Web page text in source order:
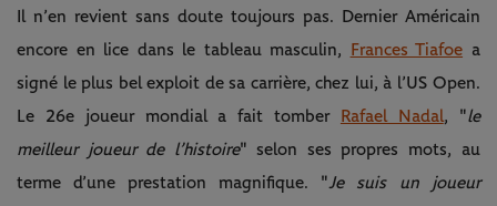
Il n’en revient sans doute toujours pas. Dernier Américain
encore en lice dans le tableau masculin,
Frances Tiafoe a
signé le plus bel exploit de sa carrière, chez lui, à l’US Open.
Le 26e joueur mondial a fait tomber
Rafael Nadal, "le
meilleur joueur de l’histoire" selon ses propres mots, au
terme d’une prestation magnifique. "Je suis un joueur